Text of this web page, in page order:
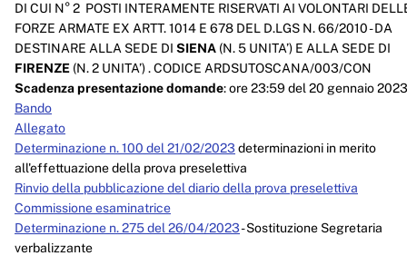
DI CUI N° 2 POSTI INTERAMENTE RISERVATI AI VOLONTARI
FORZE ARMATE EX ARTT. 1014 E 678 DEL D.LGS N. 66/2010 - DA
DESTINARE ALLA SEDE DI SIENA (N. 5 UNITA’) E ALLA SEDE DI
FIRENZE (N. 2 UNITA’) . CODICE ARDSUTOSCANA/003/CON
Scadenza presentazione domande: ore 23:59 del 20 gennaio 2023
Bando
Allegato
Determinazione n. 100 del 21/02/2023 determinazioni in merito
all'effettuazione della prova preselettiva
Rinvio della pubblicazione del diario della prova preselettiva
Commissione esaminatrice
Determinazione n. 275 del 26/04/2023- Sostituzione Segretaria
verbalizzante